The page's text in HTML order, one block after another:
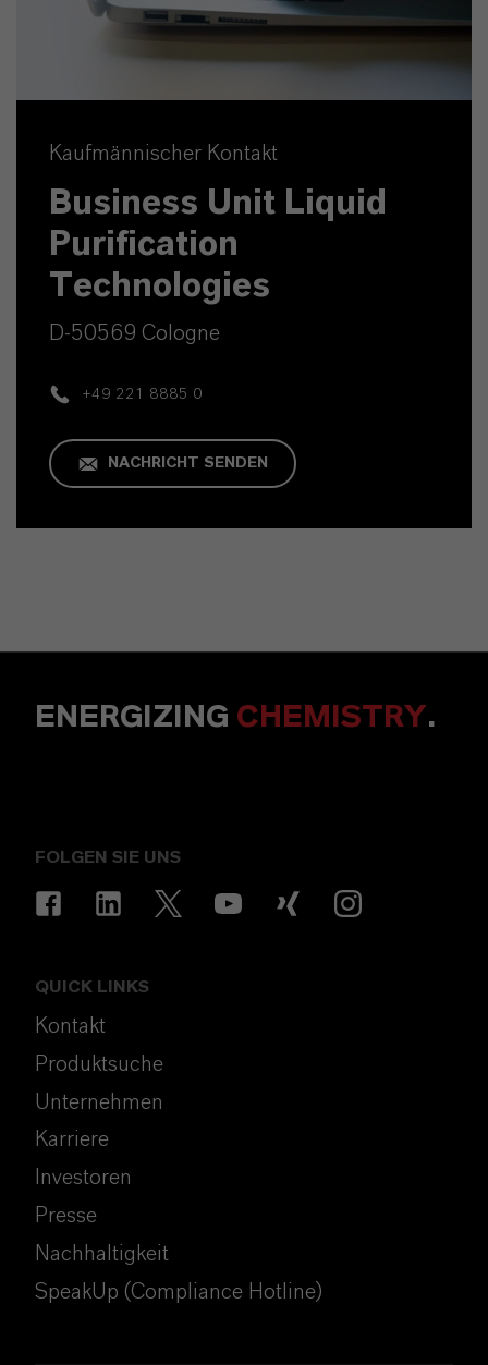
Kaufmännischer Kontakt
Business Unit Liquid
Purification
Technologies
D-50569 Cologne
+49 221 8885 0
NACHRICHT SENDEN
ENERGIZING CHEMISTRY.
FOLGEN SIE UNS
QUICK LINKS
Kontakt
Produktsuche
Unternehmen
Karriere
Investoren
Presse
Nachhaltigkeit
SpeakUp (Compliance Hotline)